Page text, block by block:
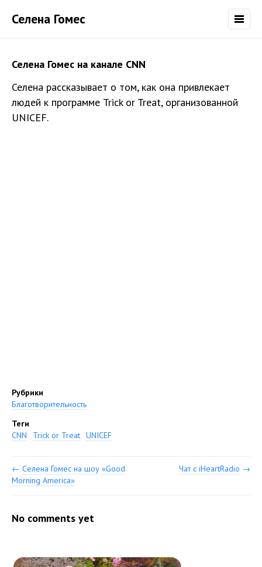
Селена Гомес
Селена Гомес на канале CNN
Селена рассказывает о том, как она привлекает
людей к программе Trick or Treat, организованной
UNICEF.
Рубрики
Благотворительность
Теги
CNN
Trick or Treat UNICEF
← Селена Гомес на шоу «Good
Morning America»
Чат с iHeartRadio →
No comments yet